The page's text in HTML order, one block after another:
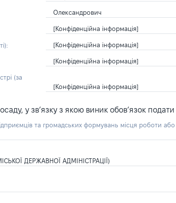
Олександрович
[Конфіденційна інформація]
[Конфіденційна інформація]
[Конфіденційна інформація]
(за
[Конфіденційна інформація]
у зв’язку з якою виник обов’язок
та громадських формувань місця роботи
ДЕРЖАВНОЇ АДМІНІСТРАЦІЇ)